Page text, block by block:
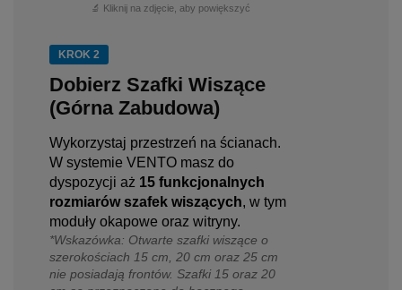
🔬 Kliknij na zdjęcie, aby powiększyć
KROK 2
Dobierz Szafki Wiszące
(Górna Zabudowa)
Wykorzystaj przestrzeń na ścianach.
W systemie VENTO masz do
dyspozycji aż 15 funkcjonalnych
rozmiarów szafek wiszących, w tym
moduły okapowe oraz witryny.
*Wskazówka: Otwarte szafki wiszące o
szerokościach 15 cm, 20 cm oraz 25 cm
nie posiadają frontów. Szafki 15 oraz 20